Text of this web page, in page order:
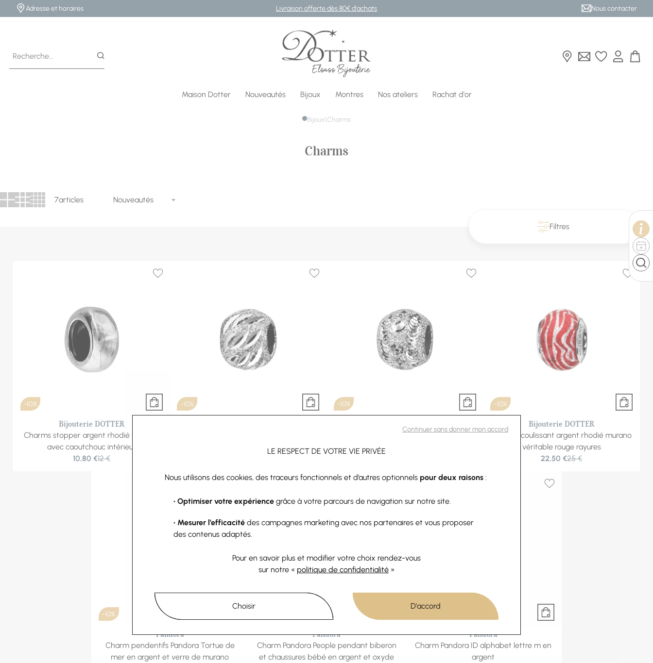
Continuer sans donner mon accord
LE RESPECT DE VOTRE VIE PRIVÉE
Nous utilisons des cookies, des traceurs fonctionnels et d’autres optionnels pour deux raisons:
• Optimiser votre expérience grâce à votre parcours de navigation sur notre site.
• Mesurer l’efficacité des campagnes marketing avec nos partenaires et vous proposer
des contenus adaptés.
Pour en savoir plus et modifier votre choix rendez-vous
sur notre « politique de confidentialité »
Choisir D'accord
Adresse et horaires Livraison offerte dès 80€ d'achats Nous contacter
Bijouterie DOTTER
Maison Dotter Nouveautés Bijoux Montres Nos ateliers Rachat d'or
Bijoux\Charms
Charms
7articles Nouveautés
Filtres
-10%
Bijouterie DOTTER
Charms stopper argent rhodié rondelle
avec caoutchouc intérieur
10,80 €12 €
-10%
ciselée diamantée ajouré
-10%
Charms coulissant argent rhodié boule
diamantée givrée 10x5mm
-10%
Bijouterie DOTTER
Charms coulissant argent rhodié murano
véritable rouge rayures
22,50 €25 €
-10%
Pandora
Charm pendentifs Pandora Tortue de
mer en argent et verre de murano
Pandora
Charm Pandora People pendant biberon
et chaussures bébé en argent et oxyde
Pandora
Charm Pandora ID alphabet lettre m en
argent